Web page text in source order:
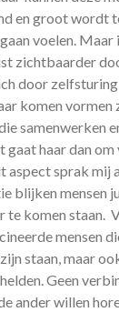
en groot wordt
voelen. Maar
zichtbaarder
door zelfsturing
komen vormen
samenwerken
gaat haar dan
aspect sprak mij
blijken mensen
te komen staan.
mensen
staan, maar
Geen
ander willen